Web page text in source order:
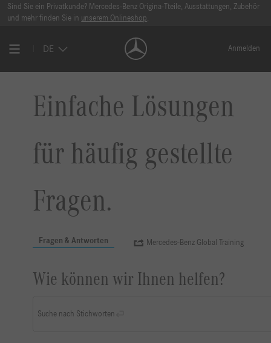
Sind Sie ein Privatkunde? Mercedes-Benz Origina-Tteile, Ausstattungen, Zubehör
und mehr finden Sie in unserem Onlineshop.
DE Anmelden
Einfache Lösungen
für häufig gestellte
Fragen.
Fragen & Antworten Mercedes-Benz Global Training
Wie können wir Ihnen helfen?
Suche nach Stichworten